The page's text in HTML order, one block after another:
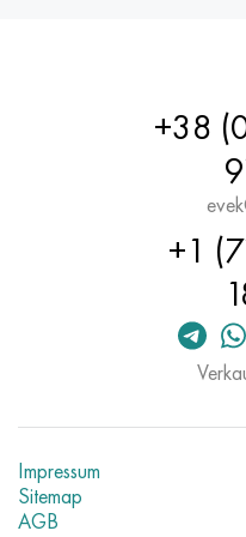
+38
+1
Impressum
Sitemap
AGB
45HN2MFA, k2425,
А40G, 44smn28, 1.0762,